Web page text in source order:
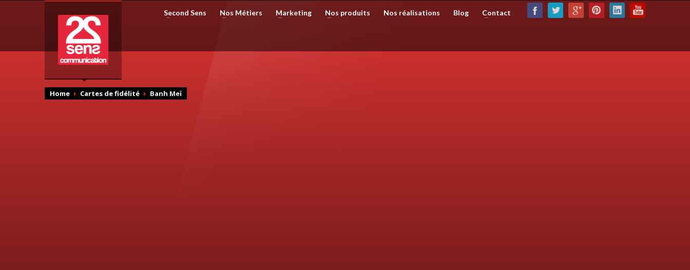
Second Sens Nos Métiers Marketing Nos produits Nos réalisations Blog Contact
Home Cartes de fidélité Banh Meï